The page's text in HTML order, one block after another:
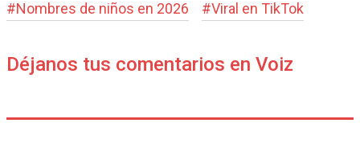
#Nombres de niños en 2026 #Viral en TikTok
Déjanos tus comentarios en Voiz